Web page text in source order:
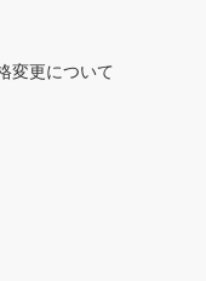
変更について